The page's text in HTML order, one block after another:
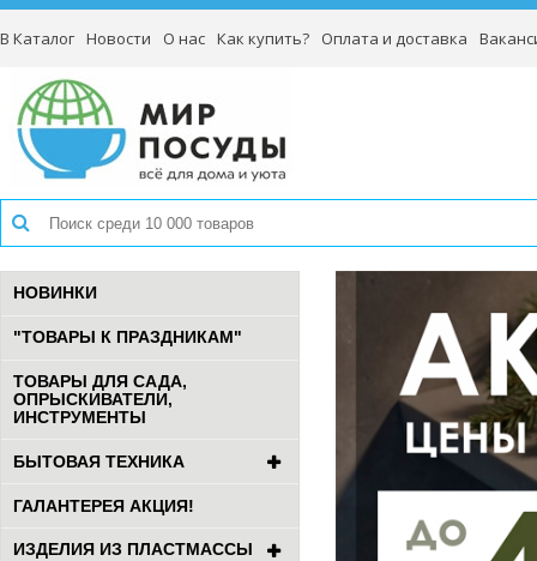
В Каталог Новости О нас Как купить? Оплата и доставка
НОВИНКИ
"ТОВАРЫ К ПРАЗДНИКАМ"
ТОВАРЫ ДЛЯ САДА,
ОПРЫСКИВАТЕЛИ,
ИНСТРУМЕНТЫ
БЫТОВАЯ ТЕХНИКА
ГАЛАНТЕРЕЯ АКЦИЯ!
ИЗДЕЛИЯ ИЗ ПЛАСТМАССЫ